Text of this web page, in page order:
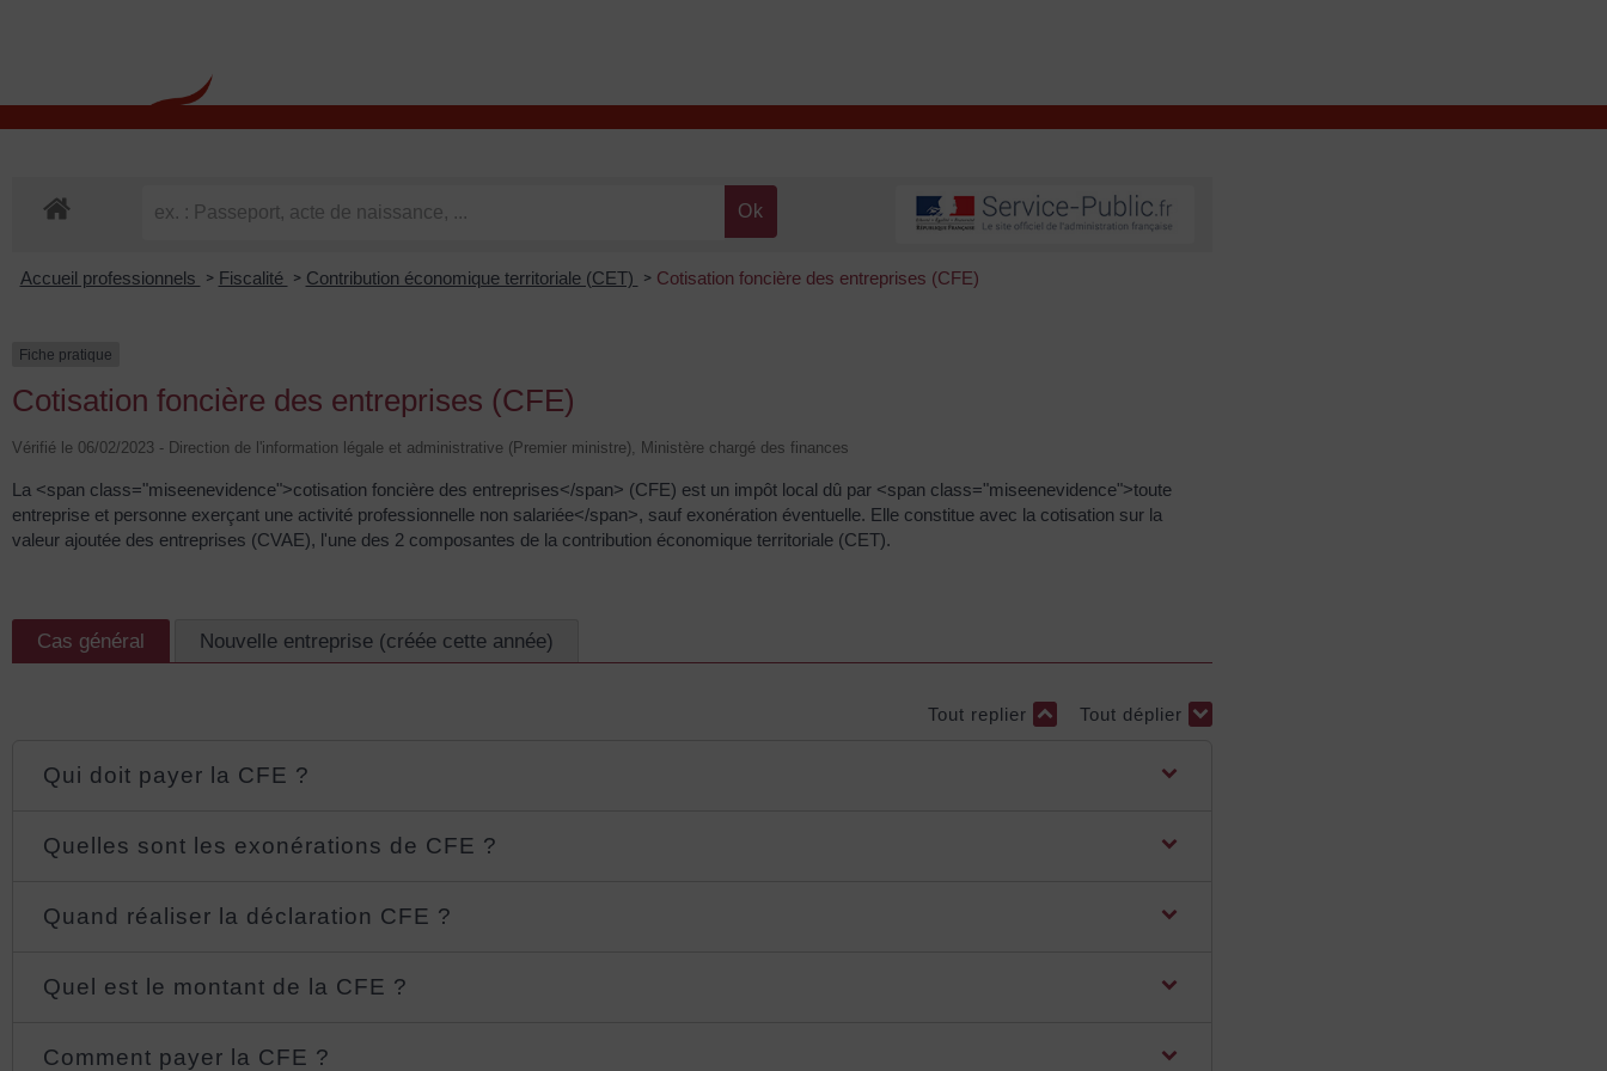
Accueil professionnels > Fiscalité > Contribution économique territoriale (CET) > Cotisation foncière des entreprises (CFE)
Fiche pratique
Cotisation foncière des entreprises (CFE)
Vérifié le 06/02/2023 - Direction de l'information légale et administrative (Premier ministre), Ministère chargé des finances
La <span class="miseenevidence">cotisation foncière des entreprises</span> (CFE) est un impôt local dû par <span class="miseenevidence">toute
entreprise et personne exerçant une activité professionnelle non salariée</span>, sauf exonération éventuelle. Elle constitue avec la cotisation sur la
valeur ajoutée des entreprises (CVAE), l'une des 2 composantes de la contribution économique territoriale (CET).
Cas général Nouvelle entreprise (créée cette année)
Tout replier Tout déplier
Qui doit payer la CFE ?
Quelles sont les exonérations de CFE ?
Quand réaliser la déclaration CFE ?
Quel est le montant de la CFE ?
Comment payer la CFE ?